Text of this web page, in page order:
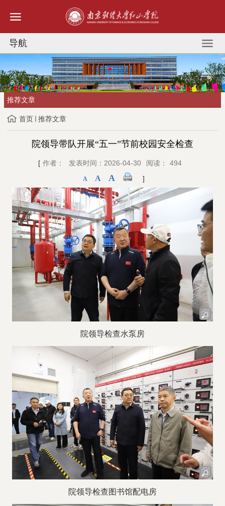
导航
推荐文章
首页 推荐文章
院领导带队开展“五一”节前校园安全检查
[ 作者： 发表时间：2026-04-30 阅读： 494
A A A ]
院领导检查水泵房
院领导检查图书馆配电房